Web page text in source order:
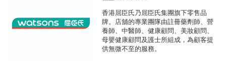
香港屈臣氏乃屈臣氏集團旗下零售品
牌。店舖的專業團隊由註冊藥劑師、營
養師、中醫師、健康顧問、美妝顧問、
母嬰健康顧問及護士所組成，為顧客提
供無微不至的服務。